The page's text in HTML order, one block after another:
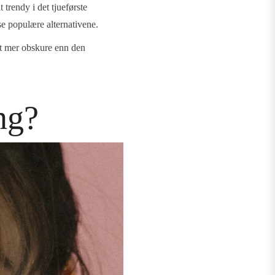
trendy i det tjueførste
populære alternativene.
obskure enn den